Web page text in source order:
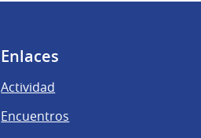
Enlaces
Actividad
Encuentros